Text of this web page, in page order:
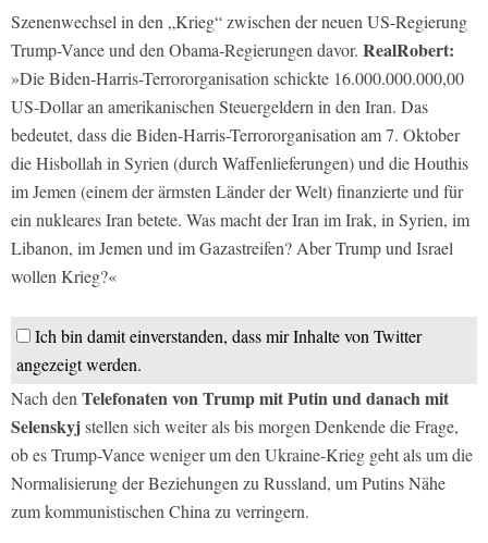
Szenenwechsel in den „Krieg“ zwischen der neuen US-Regierung
Trump-Vance und den Obama-Regierungen davor. RealRobert:
»Die Biden-Harris-Terrororganisation schickte 16.000.000.000,00
US-Dollar an amerikanischen Steuergeldern in den Iran. Das
bedeutet, dass die Biden-Harris-Terrororganisation am 7. Oktober
die Hisbollah in Syrien (durch Waffenlieferungen) und die Houthis
im Jemen (einem der ärmsten Länder der Welt) finanzierte und für
ein nukleares Iran betete. Was macht der Iran im Irak, in Syrien, im
Libanon, im Jemen und im Gazastreifen? Aber Trump und Israel
wollen Krieg?«
Ich bin damit einverstanden, dass mir Inhalte von Twitter
angezeigt werden.
Nach den Telefonaten von Trump mit Putin und danach mit
Selenskyjstellen sich weiter als bis morgen Denkende die Frage,
ob es Trump-Vance weniger um den Ukraine-Krieg geht als um die
Normalisierung der Beziehungen zu Russland, um Putins Nähe
zum kommunistischen China zu verringern.